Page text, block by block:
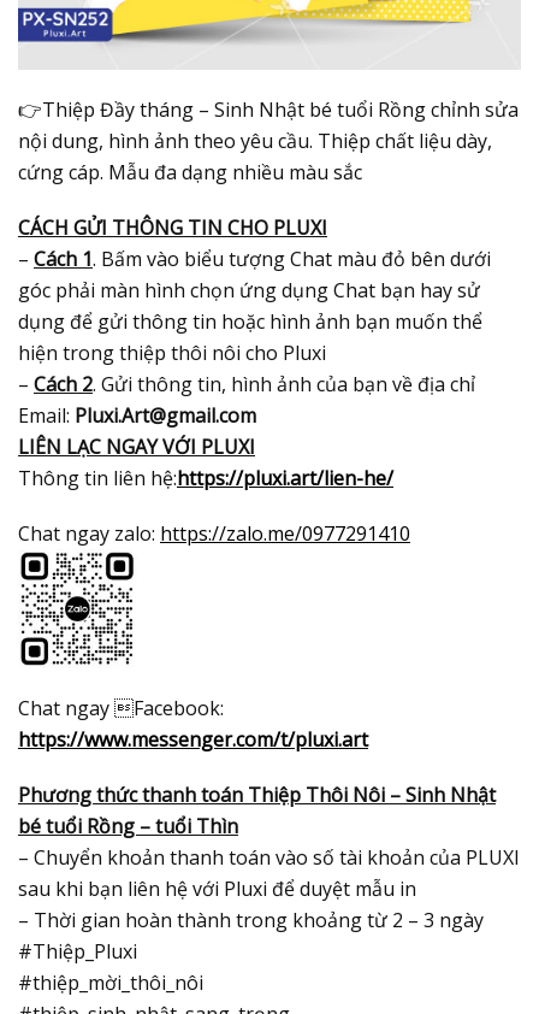
👉Thiệp Đầy tháng – Sinh Nhật bé tuổi Rồng chỉnh sửa
nội dung, hình ảnh theo yêu cầu. Thiệp chất liệu dày,
cứng cáp. Mẫu đa dạng nhiều màu sắc
CÁCH GỬI THÔNG TIN CHO PLUXI
– Cách 1. Bấm vào biểu tượng Chat màu đỏ bên dưới
góc phải màn hình chọn ứng dụng Chat bạn hay sử
dụng để gửi thông tin hoặc hình ảnh bạn muốn thể
hiện trong thiệp thôi nôi cho Pluxi
– Cách 2. Gửi thông tin, hình ảnh của bạn về địa chỉ
Email: Pluxi.Art@gmail.com
LIÊN LẠC NGAY VỚI PLUXI
Thông tin liên hệ:https://pluxi.art/lien-he/
Chat ngay zalo: https://zalo.me/0977291410
Chat ngay Facebook:
https://www.messenger.com/t/pluxi.art
Phương thức thanh toán Thiệp Thôi Nôi – Sinh Nhật
bé tuổi Rồng – tuổi Thìn
– Chuyển khoản thanh toán vào số tài khoản của PLUXI
sau khi bạn liên hệ với Pluxi để duyệt mẫu in
– Thời gian hoàn thành trong khoảng từ 2 – 3 ngày
#Thiệp_Pluxi
#thiệp_mời_thôi_nôi